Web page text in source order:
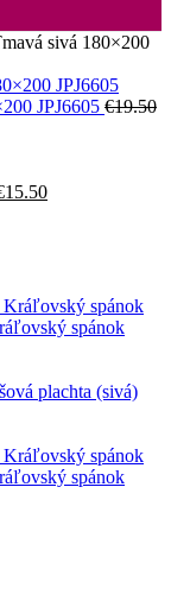
sivá 180×200
JPJ6605 €19.50
15.50Aktuálna
spánok
plachta (sivá)
spánok